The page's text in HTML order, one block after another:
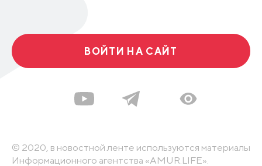
ВОЙТИ НА САЙТ
© 2020, в новостной ленте используются материалы
Информационного агентства «AMUR.LIFE».